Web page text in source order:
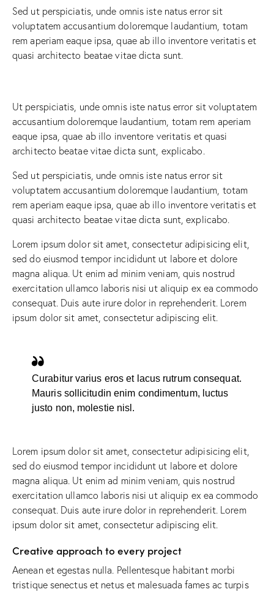
Sed ut perspiciatis, unde omnis iste natus error sit
voluptatem accusantium doloremque laudantium, totam
rem aperiam eaque ipsa, quae ab illo inventore veritatis et
quasi architecto beatae vitae dicta sunt.
Ut perspiciatis, unde omnis iste natus error sit voluptatem
accusantium doloremque laudantium, totam rem aperiam
eaque ipsa, quae ab illo inventore veritatis et quasi
architecto beatae vitae dicta sunt, explicabo.
Sed ut perspiciatis, unde omnis iste natus error sit
voluptatem accusantium doloremque laudantium, totam
rem aperiam eaque ipsa, quae ab illo inventore veritatis et
quasi architecto beatae vitae dicta sunt, explicabo.
Lorem ipsum dolor sit amet, consectetur adipisicing elit,
sed do eiusmod tempor incididunt ut labore et dolore
magna aliqua. Ut enim ad minim veniam, quis nostrud
exercitation ullamco laboris nisi ut aliquip ex ea commodo
consequat. Duis aute irure dolor in reprehenderit. Lorem
ipsum dolor sit amet, consectetur adipiscing elit.
Curabitur varius eros et lacus rutrum consequat.
Mauris sollicitudin enim condimentum, luctus
justo non, molestie nisl.
Lorem ipsum dolor sit amet, consectetur adipisicing elit,
sed do eiusmod tempor incididunt ut labore et dolore
magna aliqua. Ut enim ad minim veniam, quis nostrud
exercitation ullamco laboris nisi ut aliquip ex ea commodo
consequat. Duis aute irure dolor in reprehenderit. Lorem
ipsum dolor sit amet, consectetur adipiscing elit.
Creative approach to every project
Aenean et egestas nulla. Pellentesque habitant morbi
tristique senectus et netus et malesuada fames ac turpis